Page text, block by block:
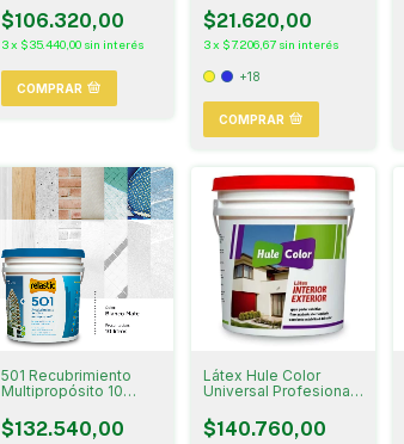
$106.320,00
3x $35.440,00 sin interés
COMPRAR
$21.620,00
3x $7.206,67 sin interés
+18
COMPRAR
501 Recubrimiento
Multipropósito 10
$132.540,00
Látex Hule Color
Universal Profesional
$140.760,00